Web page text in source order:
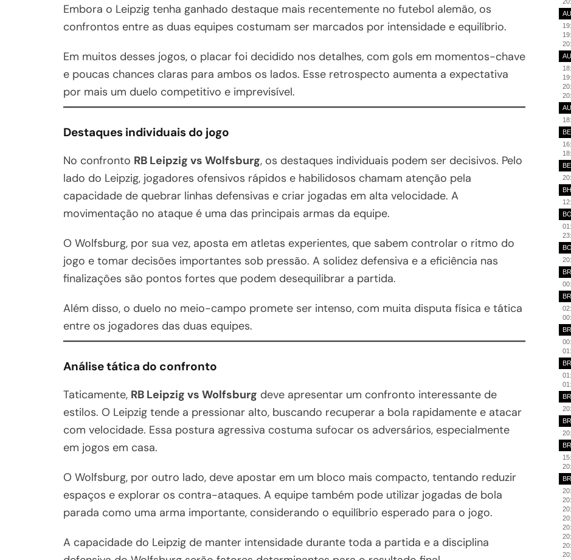
Embora o Leipzig tenha ganhado destaque mais recentemente no futebol alemão, os
confrontos entre as duas equipes costumam ser marcados por intensidade e equilíbrio.
Em muitos desses jogos, o placar foi decidido nos detalhes, com gols em momentos-chave
e poucas chances claras para ambos os lados. Esse retrospecto aumenta a expectativa
por mais um duelo competitivo e imprevisível.
Destaques individuais do jogo
No confronto RB Leipzig vs Wolfsburg, os destaques individuais podem ser decisivos. Pelo
lado do Leipzig, jogadores ofensivos rápidos e habilidosos chamam atenção pela
capacidade de quebrar linhas defensivas e criar jogadas em alta velocidade. A
movimentação no ataque é uma das principais armas da equipe.
O Wolfsburg, por sua vez, aposta em atletas experientes, que sabem controlar o ritmo do
jogo e tomar decisões importantes sob pressão. A solidez defensiva e a eficiência nas
finalizações são pontos fortes que podem desequilibrar a partida.
Além disso, o duelo no meio-campo promete ser intenso, com muita disputa física e tática
entre os jogadores das duas equipes.
Análise tática do confronto
Taticamente, RB Leipzig vs Wolfsburg deve apresentar um confronto interessante de
estilos. O Leipzig tende a pressionar alto, buscando recuperar a bola rapidamente e atacar
com velocidade. Essa postura agressiva costuma sufocar os adversários, especialmente
em jogos em casa.
O Wolfsburg, por outro lado, deve apostar em um bloco mais compacto, tentando reduzir
espaços e explorar os contra-ataques. A equipe também pode utilizar jogadas de bola
parada como uma arma importante, considerando o equilíbrio esperado para o jogo.
A capacidade do Leipzig de manter intensidade durante toda a partida e a disciplina